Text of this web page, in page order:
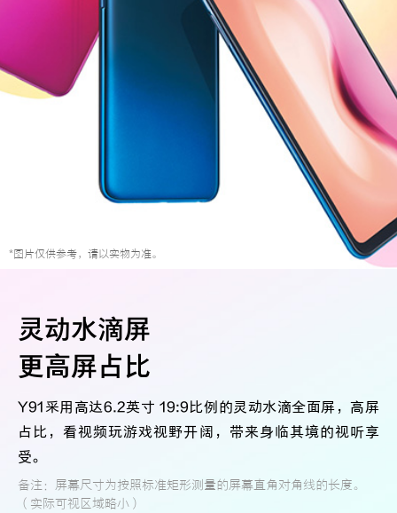
X60 Pro+
X60 曲屏版 X60
全部X机型 对比X机型
S9
S7 S7e
Y10
Y53s
iQOO Neo5 SE
iQOO U5 iQOO Z5x
vivo TWS Neo
*图片仅供参考，请以实物为准。
灵动水滴屏
更高屏占比
Y91采用高达6.2英寸 19:9比例的灵动水滴全面屏，高屏
占比，看视频玩游戏视野开阔，带来身临其境的视听享
受。
备注：屏幕尺寸为按照标准矩形测量的屏幕直角对角线的长度。
（实际可视区域略小）